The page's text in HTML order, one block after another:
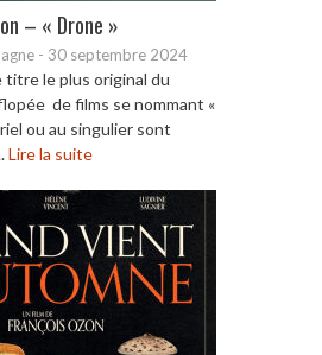
– « Drone »
- 30 septembre 2024
titre le plus original du
de films se nommant «
ou au singulier sont
Lire la suite